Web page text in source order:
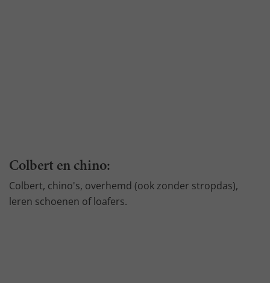
Colbert en chino:
Colbert, chino's, overhemd (ook zonder stropdas),
leren schoenen of loafers.